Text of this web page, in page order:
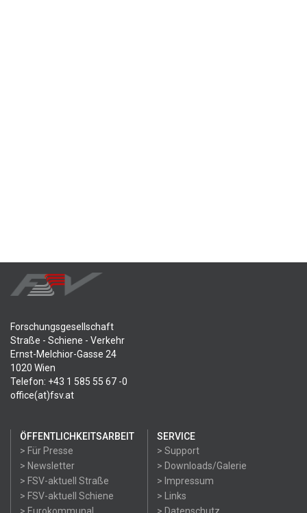
Forschungsgesellschaft
Straße - Schiene - Verkehr
Ernst-Melchior-Gasse 24
1020 Wien
Telefon: +43 1 585 55 67 -0
office(at)fsv.at
ÖFFENTLICHKEITSARBEIT
> Für Presse
> Newsletter
> FSV-aktuell Straße
> FSV-aktuell Schiene
SERVICE
> Support
> Downloads/Galerie
> Impressum
> Links